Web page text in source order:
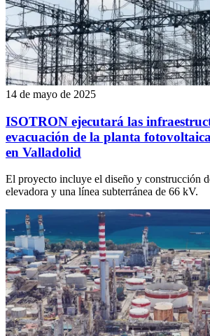
14 de mayo de 2025
ISOTRON ejecutará las
evacuación de la planta
en Valladolid
El proyecto incluye el diseño y construcción
elevadora y una línea subterránea de 66 kV.